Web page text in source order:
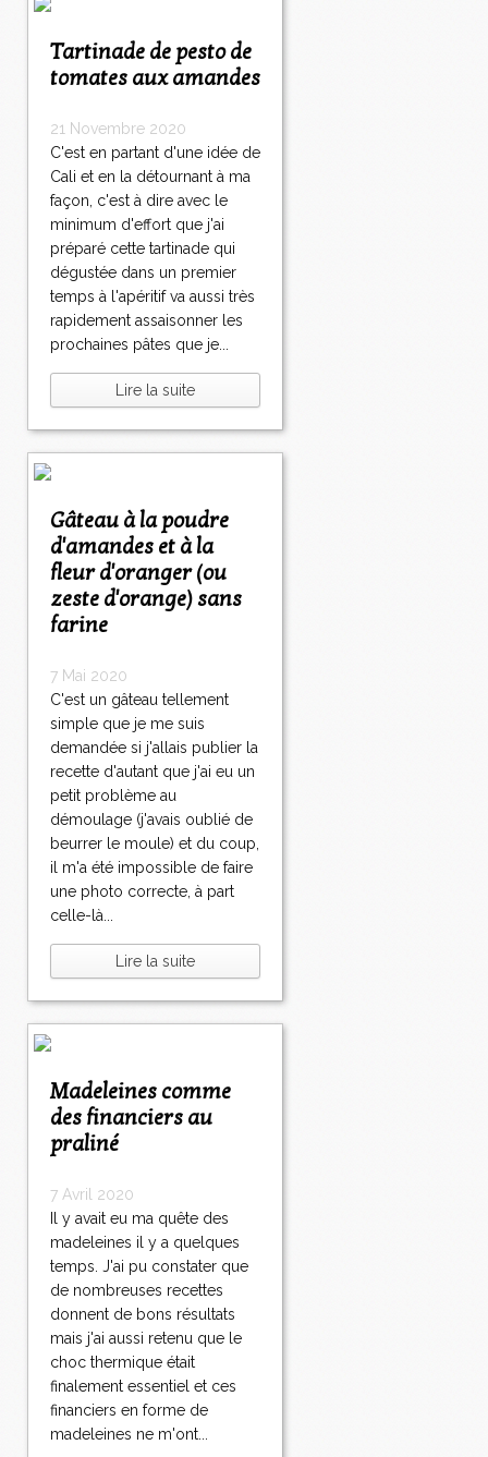
Tartinade de pesto de
tomates aux amandes
21 Novembre 2020
C'est en partant d'une idée de
Cali et en la détournant à ma
façon, c'est à dire avec le
minimum d'effort que j'ai
préparé cette tartinade qui
dégustée dans un premier
temps à l'apéritif va aussi très
rapidement assaisonner les
prochaines pâtes que je...
Lire la suite
Gâteau à la poudre
d'amandes et à la
fleur d'oranger (ou
zeste d'orange) sans
farine
7 Mai 2020
C'est un gâteau tellement
simple que je me suis
demandée si j'allais publier la
recette d'autant que j'ai eu un
petit problème au
démoulage (j'avais oublié de
beurrer le moule) et du coup,
il m'a été impossible de faire
une photo correcte, à part
celle-là...
Lire la suite
Madeleines comme
des financiers au
praliné
7 Avril 2020
Il y avait eu ma quête des
madeleines il y a quelques
temps. J'ai pu constater que
de nombreuses recettes
donnent de bons résultats
mais j'ai aussi retenu que le
choc thermique était
finalement essentiel et ces
financiers en forme de
madeleines ne m'ont...